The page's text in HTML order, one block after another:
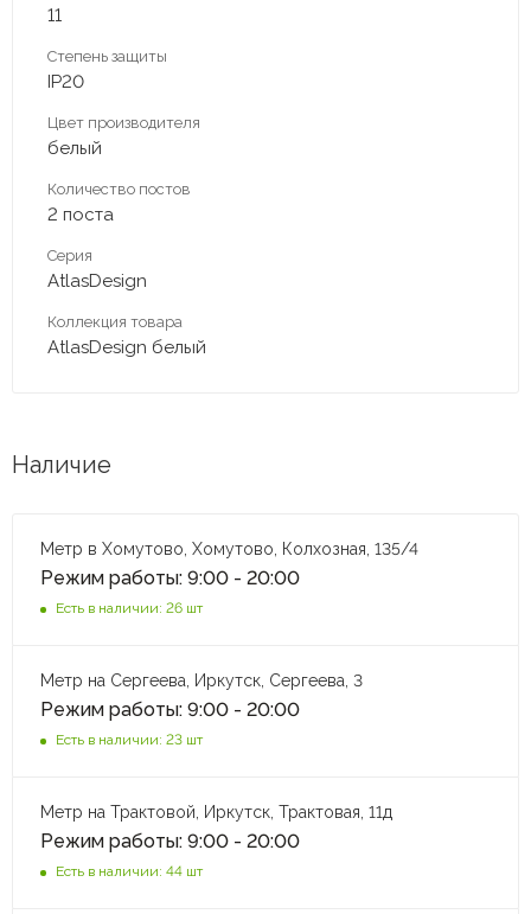
11
Степень защиты
IP20
Цвет производителя
белый
Количество постов
2 поста
Серия
AtlasDesign
Коллекция товара
AtlasDesign белый
Наличие
Метр в Хомутово, Хомутово, Колхозная, 135/4
Режим работы: 9:00 - 20:00
Есть в наличии: 26 шт
Метр на Сергеева, Иркутск, Сергеева, 3
Режим работы: 9:00 - 20:00
Есть в наличии: 23 шт
Метр на Трактовой, Иркутск, Трактовая, 11д
Режим работы: 9:00 - 20:00
Есть в наличии: 44 шт